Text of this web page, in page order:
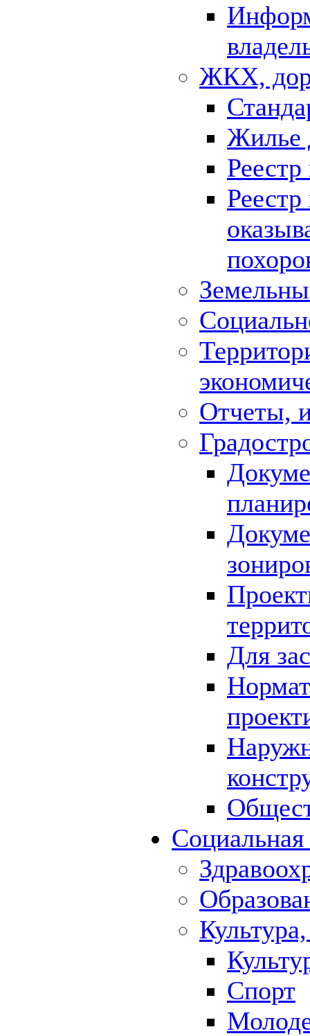
ЖКХ,
Жилье
Отчеты,
Для
Спорт